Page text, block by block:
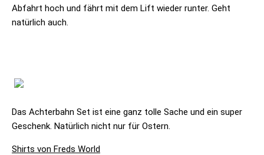
Abfahrt hoch und fährt mit dem Lift wieder runter. Geht
natürlich auch.
Das Achterbahn Set ist eine ganz tolle Sache und ein super
Geschenk. Natürlich nicht nur für Ostern.
Shirts von Freds World